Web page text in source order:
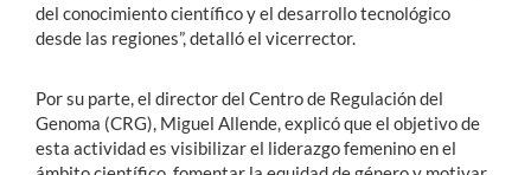
del conocimiento científico y el desarrollo tecnológico
desde las regiones”, detalló el vicerrector.
Por su parte, el director del Centro de Regulación del
Genoma (CRG), Miguel Allende, explicó que el objetivo de
esta actividad es visibilizar el liderazgo femenino en el